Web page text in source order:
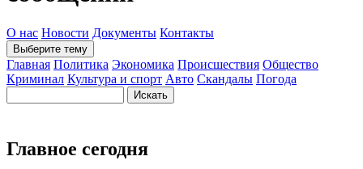
О нас Новости Документы Контакты
Выберите тему
Главная Политика Экономика Происшествия Общество
Криминал Культура и спорт Авто Скандалы Погода
Главное сегодня